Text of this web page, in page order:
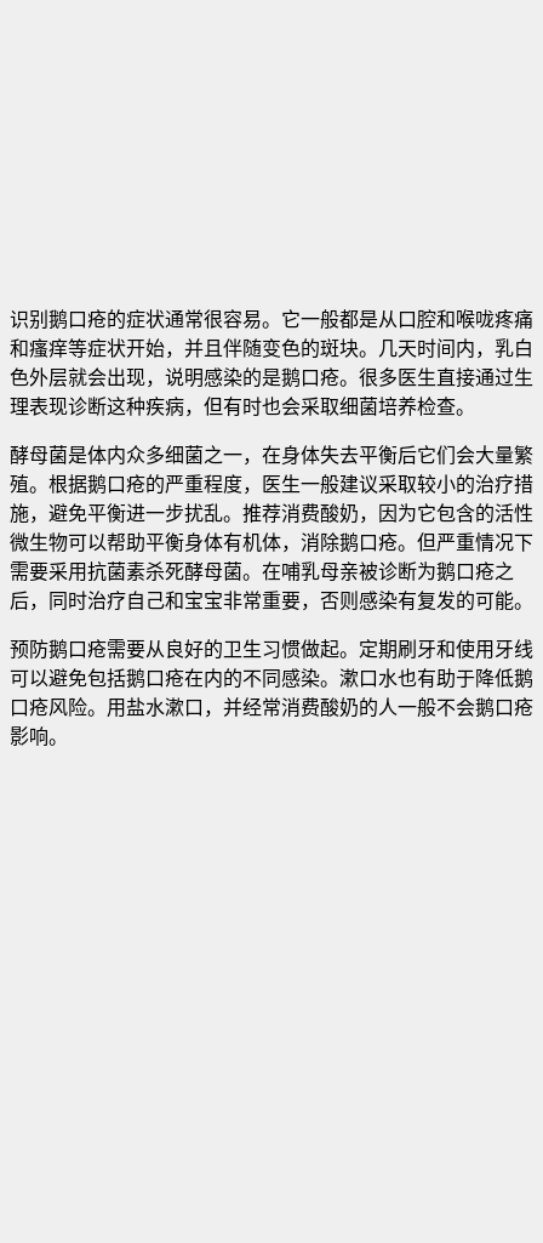
识别鹅口疮的症状通常很容易。它一般都是从口腔和喉咙疼痛
和瘙痒等症状开始，并且伴随变色的斑块。几天时间内，乳白
色外层就会出现，说明感染的是鹅口疮。很多医生直接通过生
理表现诊断这种疾病，但有时也会采取细菌培养检查。
酵母菌是体内众多细菌之一，在身体失去平衡后它们会大量繁
殖。根据鹅口疮的严重程度，医生一般建议采取较小的治疗措
施，避免平衡进一步扰乱。推荐消费酸奶，因为它包含的活性
微生物可以帮助平衡身体有机体，消除鹅口疮。但严重情况下
需要采用抗菌素杀死酵母菌。在哺乳母亲被诊断为鹅口疮之
后，同时治疗自己和宝宝非常重要，否则感染有复发的可能。
预防鹅口疮需要从良好的卫生习惯做起。定期刷牙和使用牙线
可以避免包括鹅口疮在内的不同感染。漱口水也有助于降低鹅
口疮风险。用盐水漱口，并经常消费酸奶的人一般不会鹅口疮
影响。